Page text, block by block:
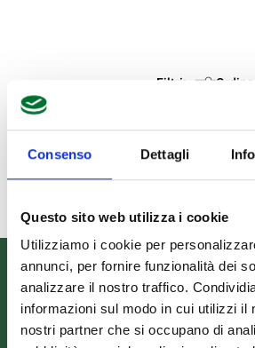
Consenso Dettagli
Questo sito web utilizza i cookie
Utilizziamo i cookie per
annunci, per fornire funzionalità dei
analizzare il nostro traffico.
informazioni sul modo in cui utilizzi il
nostri partner che si occupano di
Filtri:
Informazioni